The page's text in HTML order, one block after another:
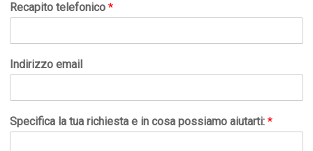
Recapito telefonico*
Indirizzo email
Specifica la tua richiesta e in cosa possiamo aiutarti:*